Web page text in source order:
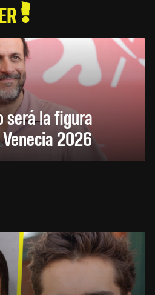
será la figura
2026